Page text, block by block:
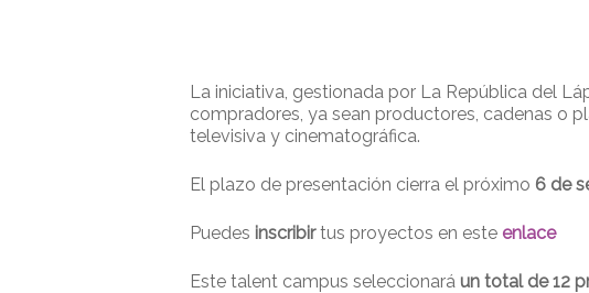
Presione enter para buscar o ESC para cerrar
La iniciativa, gestionada por La República del
compradores, ya sean productores, cadenas o
televisiva y cinematográfica.
El plazo de presentación cierra el próximo 6 de
Puedes inscribirtus proyectos en este enlace
Este talent campus seleccionará un total de 12